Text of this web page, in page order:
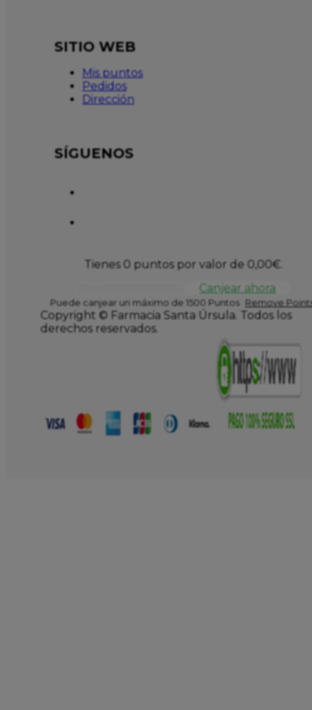
SITIO WEB
Mis puntos
Pedidos
Dirección
SÍGUENOS
Tienes 0 puntos por valor de 0,00€.
Canjear ahora
Puede canjear un máximo de 1500 Puntos Remove
Copyright © Farmacia Santa Úrsula. Todos los
derechos reservados.